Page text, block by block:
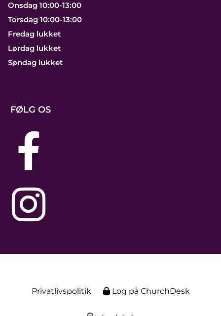
Onsdag 10:00-13:00
Torsdag 10:00-13:00
Fredag lukket
Lørdag lukket
Søndag lukket
FØLG OS
Privatlivspolitik Log på ChurchDesk